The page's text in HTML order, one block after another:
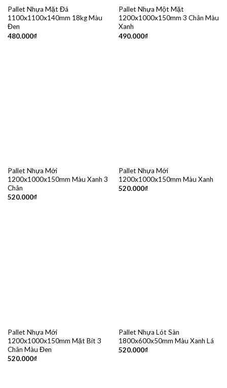
Pallet Nhựa Mặt Đá
1100x1100x140mm 18kg Màu
Đen
480.000₫
Pallet Nhựa Một Mặt
1200x1000x150mm 3 Chân Màu
Xanh
490.000₫
Pallet Nhựa Mới
1200x1000x150mm Màu Xanh 3
Chân
520.000₫
Pallet Nhựa Mới
1200x1000x150mm Màu Xanh
520.000₫
Pallet Nhựa Mới
1200x1000x150mm Mặt Bít 3
Chân Màu Đen
520.000₫
Pallet Nhựa Lót Sàn
1800x600x50mm Màu Xanh Lá
520.000₫